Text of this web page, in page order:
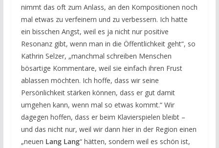
nimmt das oft zum Anlass, an den Kompositionen noch
mal etwas zu verfeinern und zu verbessern. Ich hatte
ein bisschen Angst, weil es ja nicht nur positive
Resonanz gibt, wenn man in die Öffentlichkeit geht“, so
Kathrin Selzer, „manchmal schreiben Menschen
bösartige Kommentare, weil sie einfach ihren Frust
ablassen möchten. Ich hoffe, dass wir seine
Persönlichkeit stärken können, dass er gut damit
umgehen kann, wenn mal so etwas kommt.“ Wir
dagegen hoffen, dass er beim Klavierspielen bleibt –
und das nicht nur, weil wir dann hier in der Region einen
„neuen Lang Lang“ hätten, sondern weil es schön ist,